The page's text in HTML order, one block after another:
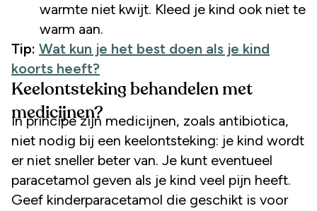
warmte niet kwijt. Kleed je kind ook niet te
warm aan.
Tip: Wat kun je het best doen als je kind
koorts heeft?
Keelontsteking behandelen met
medicijnen?
In principe zijn medicijnen, zoals antibiotica,
niet nodig bij een keelontsteking: je kind wordt
er niet sneller beter van. Je kunt eventueel
paracetamol geven als je kind veel pijn heeft.
Geef kinderparacetamol die geschikt is voor